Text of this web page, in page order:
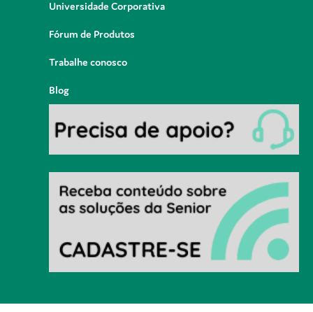
Universidade Corporativa
Fórum de Produtos
Trabalhe conosco
Blog